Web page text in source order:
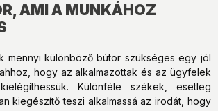
AMI A MUNKÁHOZ
mennyi különböző bútor szükséges egy jól
hogy az alkalmazottak és az ügyfelek
Különféle székek, esetleg
kiegészítő teszi alkalmassá az irodát, hogy